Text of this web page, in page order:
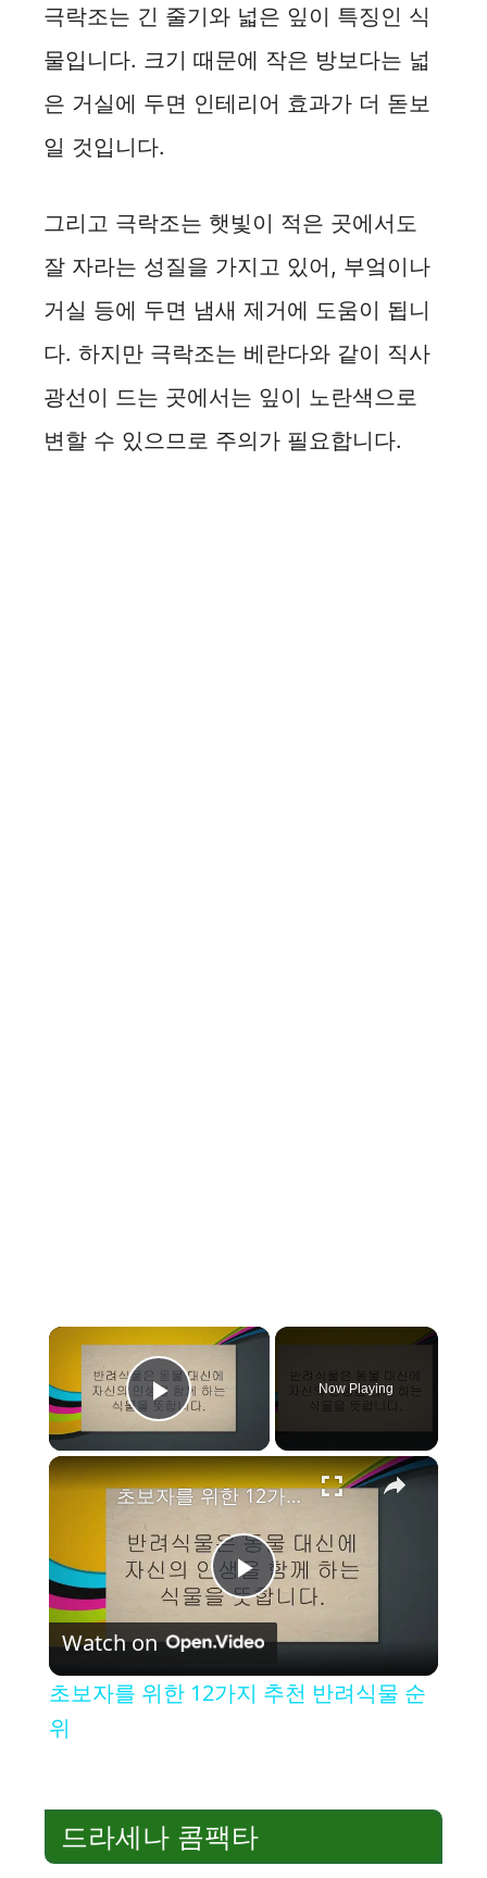
극락조는 긴 줄기와 넓은 잎이 특징인 식
물입니다. 크기 때문에 작은 방보다는 넓
은 거실에 두면 인테리어 효과가 더 돋보
일 것입니다.
그리고 극락조는 햇빛이 적은 곳에서도
잘 자라는 성질을 가지고 있어, 부엌이나
거실 등에 두면 냄새 제거에 도움이 됩니
다. 하지만 극락조는 베란다와 같이 직사
광선이 드는 곳에서는 잎이 노란색으로
변할 수 있으므로 주의가 필요합니다.
×
Play Video
Now Playing
×
P
V
초보자를 위한 12가지 추천 반려식물 순위
Watch on
초보자를 위한 12가지 추천 반려식물 순
위
드라세나 콤팩타